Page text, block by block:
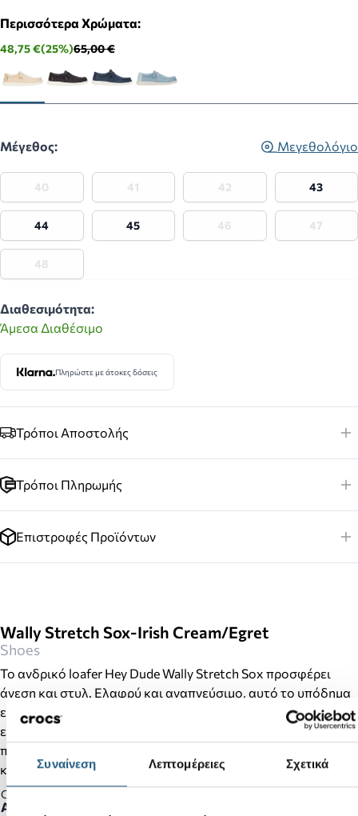
Συναίνεση Λεπτομέρειες Σχετικά
Περισσότερα Χρώματα:
48,75 €(25%)65,00 €
Μέγεθος: Μεγεθολόγιο
40 41 42 43
44 45 46 47
48
Διαθεσιμότητα:
Άμεσα Διαθέσιμο
Πληρώστε με άτοκες δόσεις
Τρόποι Αποστολής
Τρόποι Πληρωμής
Επιστροφές Προϊόντων
Wally Stretch Sox-Irish Cream/Egret
Shoes
Το ανδρικό loafer Hey Dude Wally Stretch Sox προσφέρει
άνεση και στυλ. Ελαφρύ και αναπνεύσιμο, αυτό το υπόδημα
είναι ιδανικό για καθημερινή χρήση, προσφέροντας άριστη
εφαρμογή και κομψότητα. Με ελαστικά υφάσματα και
προηγμένο σχεδιασμό, θα γίνει η αγαπημένη επιλογή σας για
κάθε περίσταση.
Gender:
Ανδρικό